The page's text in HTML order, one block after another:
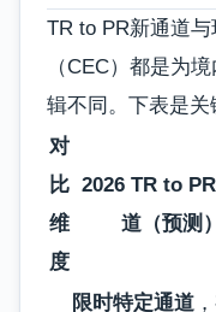
TR to PR新通道
（CEC）都是为
辑不同。下表是关
对
比
维
度
2026 TR to
道（预测）
限时特定通道